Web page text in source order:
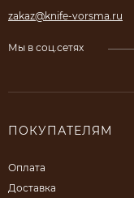
zakaz@knife-vorsma.ru
Мы в соц.сетях
ПОКУПАТЕЛЯМ
Оплата
Доставка